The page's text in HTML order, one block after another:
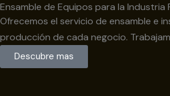
Ensamble de Equipos para la Industria
Ofrecemos el servicio de ensamble e
producción de cada negocio.
Descubre mas